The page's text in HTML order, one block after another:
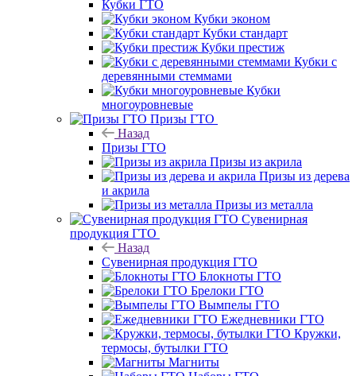
Кубки ГТО
Кубки эконом
Кубки стандарт
Кубки престиж
Кубки с
деревянными стеммами
Кубки
многоуровневые
Призы ГТО
Назад
Призы ГТО
Призы из акрила
Призы из дерева
и акрила
Призы из металла
Сувенирная
продукция ГТО
Назад
Сувенирная продукция ГТО
Блокноты ГТО
Брелоки ГТО
Вымпелы ГТО
Ежедневники ГТО
Кружки,
термосы, бутылки ГТО
Магниты